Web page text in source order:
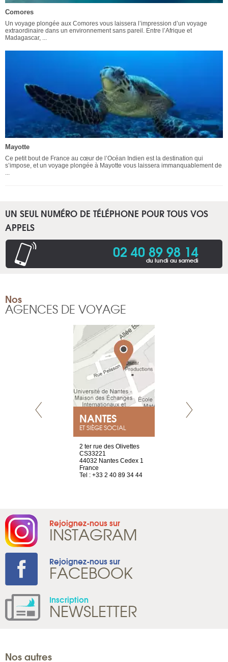
Comores
Un voyage plongée aux Comores vous laissera l’impression d’un voyage
extraordinaire dans un environnement sans pareil. Entre l’Afrique et
Madagascar, ...
Mayotte
Ce petit bout de France au cœur de l’Océan Indien est la destination qui
s’impose, et un voyage plongée à Mayotte vous laissera immanquablement de
...
UN SEUL NUMÉRO DE TÉLÉPHONE POUR TOUS VOS
APPELS
02 40 89 98 14
du lundi au samedi
Nos
AGENCES DE VOYAGE
NANTES
ET SIÈGE SOCIAL
2 ter rue des Olivettes
CS33221
44032 Nantes Cedex 1
France
Tel : +33 2 40 89 34 44
Rejoignez-nous sur
INSTAGRAM
Rejoignez-nous sur
FACEBOOK
Inscription
NEWSLETTER
Nos autres